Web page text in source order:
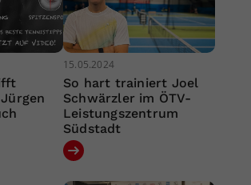
15.05.2024
So hart trainiert Joel
Schwärzler im ÖTV-
Leistungszentrum
Südstadt